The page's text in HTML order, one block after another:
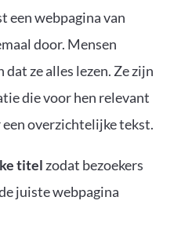
een webpagina van
door. Mensen
dat ze alles lezen. Ze zijn
die voor hen relevant
overzichtelijke tekst.
titel zodat bezoekers
juiste webpagina